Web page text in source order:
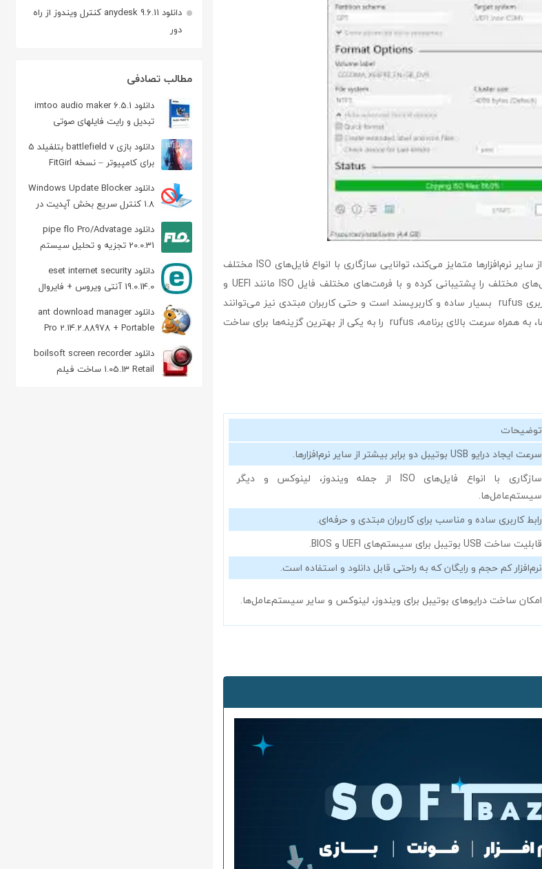
یکی از ویژگی‌های دیگر rufus که آن را از سایر نرم‌افزارها متمایز می‌کند، توانایی سازگاری با انواع فایل‌های ISO مختلف
است. این نرم‌افزار می‌تواند سیستم‌عامل‌های مختلف را پشتیبانی کرده و با فرمت‌های مختلف فایل ISO مانند UEFI و
BIOS سازگار باشد. علاوه بر این، رابط کاربری rufus بسیار ساده و کاربرپسند است و حتی کاربران مبتدی نیز می‌توانند
به‌راحتی از آن استفاده کنند. این ویژگی‌ها، به همراه سرعت بالای برنامه، rufus را به یکی از بهترین گزینه‌ها برای ساخت
توضیحات
سرعت ایجاد درایو USB بوتیبل دو برابر بیشتر از سایر نرم‌افزارها.
سازگاری با انواع فایل‌های ISO از جمله ویندوز، لینوکس و دیگر
سیستم‌عامل‌ها.
رابط کاربری ساده و مناسب برای کاربران مبتدی و حرفه‌ای.
قابلیت ساخت USB بوتیبل برای سیستم‌های UEFI و BIOS.
نرم‌افزار کم حجم و رایگان که به راحتی قابل دانلود و استفاده است.
امکان ساخت درایوهای بوتیبل برای ویندوز، لینوکس و سایر سیستم‌عامل‌ها.
دانلود anydesk 9.6.11 کنترل ویندوز از راه
دور
مطالب تصادفی
دانلود imtoo audio maker 6.5.1
تبدیل و رایت فایلهای صوتی
دانلود بازی battlefield v بتلفیلد 5
برای کامپیوتر – نسخه FitGirl
دانلود Windows Update Blocker
1.8 کنترل سریع بخش آپدیت در
ویندوز
دانلود pipe flo Pro/Advatage
20.0.31 تجزیه و تحلیل سیستم
لوله کشی
دانلود eset internet security
19.0.14.0 آنتی ویروس + فایروال
ESET
دانلود ant download manager
Pro 2.14.2.88978 + Portable
مدیریت دانلود
دانلود boilsoft screen recorder
1.05.13 Retail ساخت فیلم